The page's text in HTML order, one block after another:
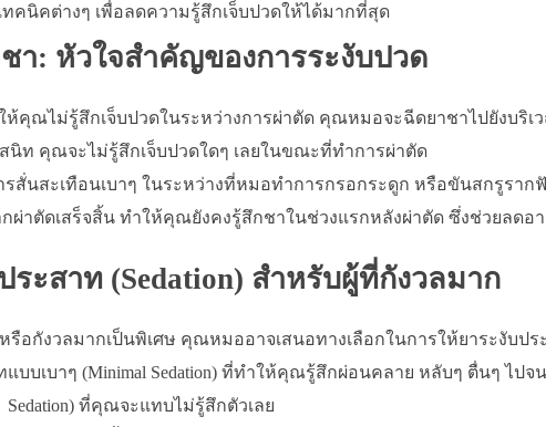
คนิคต่างๆ เพื่อลดความรู้สึกเจ็บปวดให้ได้มากที่สุด
ชา: หัวใจสำคัญของการระงับปวด
คุณไม่รู้สึกเจ็บปวดในระหว่างการผ่าตัด คุณหมอจะฉีดยาชาไปยังบริเ
นิท คุณจะไม่รู้สึกเจ็บปวดใดๆ เลยในขณะที่ทำการผ่าตัด
สั่นสะเทือนเบาๆ ในระหว่างที่หมอทำการกรอกระดูก หรือขันสกรูราก
าตัดเสร็จสิ้น ทำให้คุณยังคงรู้สึกชาในช่วงแรกหลังผ่าตัด ซึ่งช่วยลดอ
ระสาท (Sedation) สำหรับผู้ที่กังวลมาก
อกังวลมากเป็นพิเศษ คุณหมออาจเสนอทางเลือกในการให้ยาระงับป
บบเบาๆ (Minimal Sedation) ที่ทำให้คุณรู้สึกผ่อนคลาย หลับๆ ตื่นๆ ไปจ
Sedation) ที่คุณจะแทบไม่รู้สึกตัวเลย